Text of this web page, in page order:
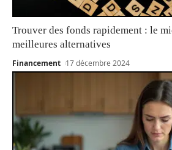
Trouver des fonds rapidement : le
meilleures alternatives
Financement 17 décembre 2024